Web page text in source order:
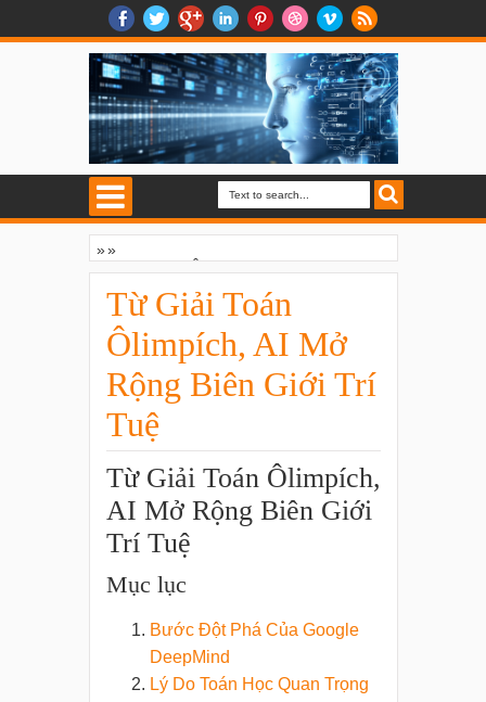
»»
Từ Giải Toán
Ôlimpích, AI Mở
Rộng Biên Giới Trí
Tuệ
Từ Giải Toán Ôlimpích,
AI Mở Rộng Biên Giới
Trí Tuệ
Mục lục
Bước Đột Phá Của Google
DeepMind
Lý Do Toán Học Quan Trọng